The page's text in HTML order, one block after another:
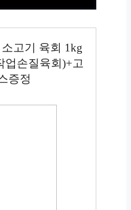
고기 육회 1kg
업손질육회)+고
증정